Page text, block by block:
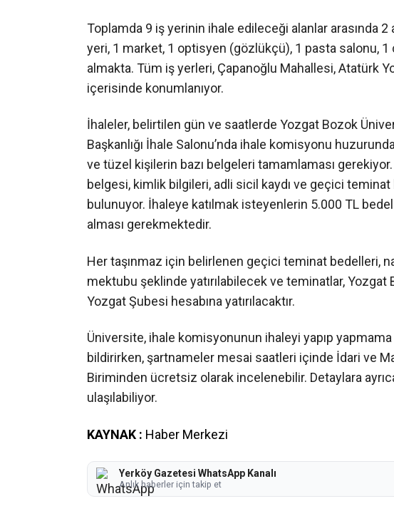
Toplamda 9 iş yerinin ihale edileceği alanlar arasında
yeri, 1 market, 1 optisyen (gözlükçü), 1 pasta salonu,
almakta. Tüm iş yerleri, Çapanoğlu Mahallesi, Atatürk
içerisinde konumlanıyor.
İhaleler, belirtilen gün ve saatlerde Yozgat Bozok
Başkanlığı İhale Salonu’nda ihale komisyonu
ve tüzel kişilerin bazı belgeleri tamamlaması
belgesi, kimlik bilgileri, adli sicil kaydı ve geçici teminat
bulunuyor. İhaleye katılmak isteyenlerin 5.000 TL bedel
alması gerekmektedir.
Her taşınmaz için belirlenen geçici teminat bedelleri,
mektubu şeklinde yatırılabilecek ve teminatlar, Yozgat
Yozgat Şubesi hesabına yatırılacaktır.
Üniversite, ihale komisyonunun ihaleyi yapıp
bildirirken, şartnameler mesai saatleri içinde İdari ve
Biriminden ücretsiz olarak incelenebilir. Detaylara
ulaşılabiliyor.
KAYNAK : Haber Merkezi
Yerköy Gazetesi WhatsApp Kanalı
Anlık haberler için takip et